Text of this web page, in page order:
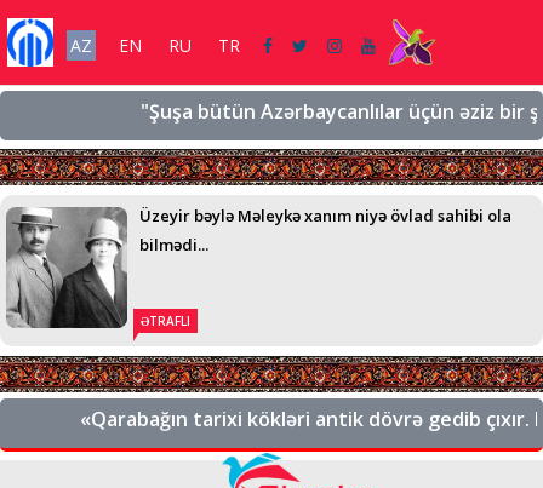
AZ EN RU TR
"Şuşa bütün Azərbaycanlılar üçün əziz bir
Üzeyir bəylə Məleykə xanım niyə övlad sahibi ola
bilmədi...
ƏTRAFLI
«Qarabağın tarixi kökləri antik dövrə gedib çıxır.